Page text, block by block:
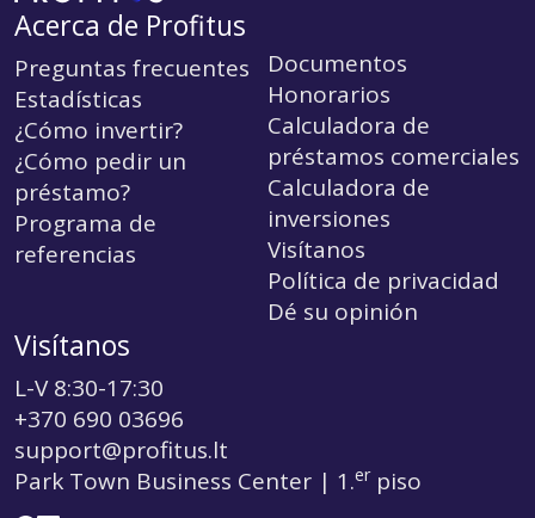
Acerca de Profitus
Preguntas frecuentes
Estadísticas
¿Cómo invertir?
¿Cómo pedir un
préstamo?
Programa de
referencias
Documentos
Honorarios
Calculadora de
préstamos comerciales
Calculadora de
inversiones
Visítanos
Política de privacidad
Dé su opinión
Visítanos
L-V 8:30-17:30
+370 690 03696
support@profitus.lt
Park Town Business Center | 1.erpiso